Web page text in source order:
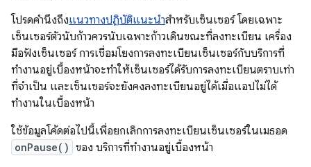
โปรดคำนึงถึงแนวทางปฏิบัติแนะนำสำหรับเซ็นเซอร์ โดยเฉพาะ
เซ็นเซอร์ตัวนับก้าวควรนับเฉพาะก้าวเดินขณะที่ลงทะเบียน เครื่อง
มือฟังเซ็นเซอร์ การเชื่อมโยงการลงทะเบียนเซ็นเซอร์กับบริการที่
ทำงานอยู่เบื้องหน้าจะทำให้เซ็นเซอร์ได้รับการลงทะเบียนตราบเท่า
ที่จำเป็น และเซ็นเซอร์จะยังคงลงทะเบียนอยู่ได้เมื่อแอปไม่ได้
ทำงานในเบื้องหน้า
ใช้ข้อมูลโค้ดต่อไปนี้เพื่อยกเลิกการลงทะเบียนเซ็นเซอร์ในเมธอด
onPause() ของ บริการที่ทำงานอยู่เบื้องหน้า